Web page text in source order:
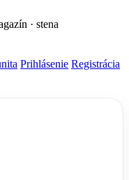
· stena
Prihlásenie Registrácia